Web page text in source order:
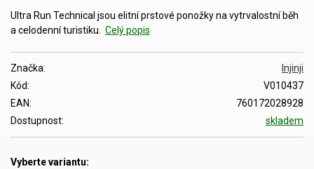
Ultra Run Technical jsou elitní prstové ponožky na vytrvalostní běh
a celodenní turistiku.
Celý popis
Injinji
Značka:
V010437
Kód:
760172028928
EAN:
skladem
Dostupnost:
Vyberte variantu: